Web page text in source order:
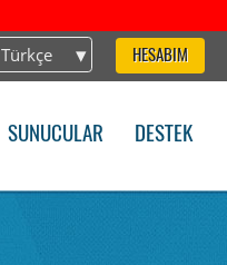
Türkçe HESABIM
SUNUCULAR DESTEK